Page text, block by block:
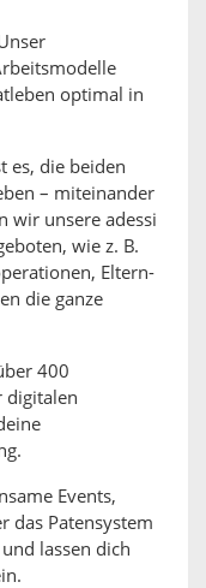
optimal in
es, die beiden
– miteinander
wir unsere adessi
wie z. B.
Eltern-
die ganze
400
digitalen
Events,
das Patensystem
lassen dich